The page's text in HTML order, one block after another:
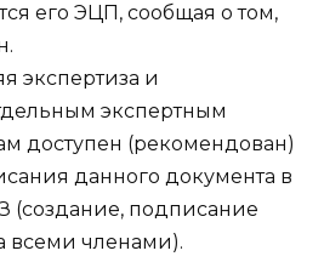
его ЭЦП, сообщая о том,
экспертиза и
экспертным
доступен (рекомендован)
данного документа в
(создание, подписание
всеми членами).